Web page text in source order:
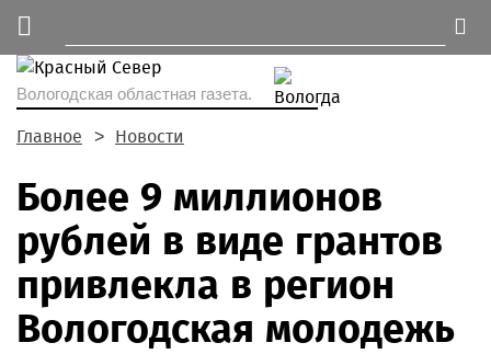
Вологодская областная газета.
Главное Новости
Более 9 миллионов
рублей в виде грантов
привлекла в регион
Вологодская молодежь